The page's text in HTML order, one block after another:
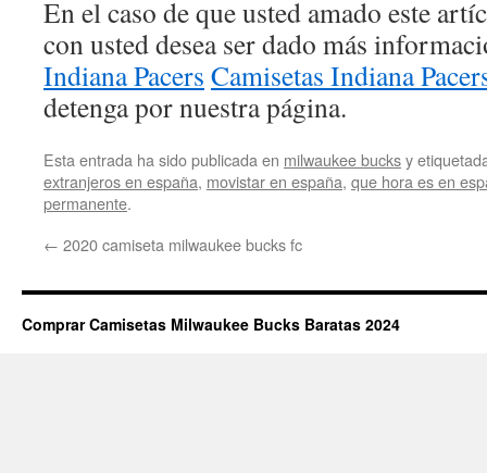
En el caso de que usted amado este
con usted desea ser dado más
Indiana Pacers Camisetas Indiana
detenga por nuestra página.
Esta entrada ha sido publicada en milwaukee bucksy
extranjeros en españa, movistar en españa, que hora es en
permanente.
← 2020 camiseta milwaukee bucks fc
Comprar Camisetas Milwaukee Bucks Baratas 2024